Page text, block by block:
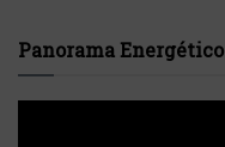
Panorama Energético